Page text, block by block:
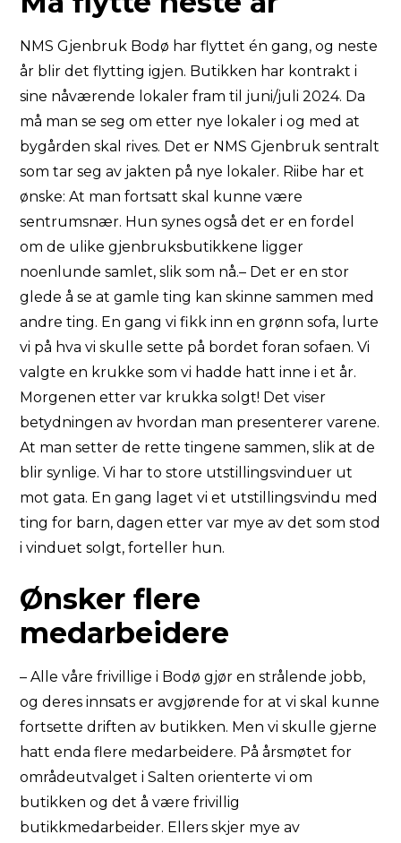
NMS Gjenbruk Bodø har flyttet én gang, og neste
år blir det flytting igjen. Butikken har kontrakt i
sine nåværende lokaler fram til juni/juli 2024. Da
må man se seg om etter nye lokaler i og med at
bygården skal rives. Det er NMS Gjenbruk sentralt
som tar seg av jakten på nye lokaler. Riibe har et
ønske: At man fortsatt skal kunne være
sentrumsnær. Hun synes også det er en fordel
om de ulike gjenbruksbutikkene ligger
noenlunde samlet, slik som nå.– Det er en stor
glede å se at gamle ting kan skinne sammen med
andre ting. En gang vi fikk inn en grønn sofa, lurte
vi på hva vi skulle sette på bordet foran sofaen. Vi
valgte en krukke som vi hadde hatt inne i et år.
Morgenen etter var krukka solgt! Det viser
betydningen av hvordan man presenterer varene.
At man setter de rette tingene sammen, slik at de
blir synlige. Vi har to store utstillingsvinduer ut
mot gata. En gang laget vi et utstillingsvindu med
ting for barn, dagen etter var mye av det som stod
i vinduet solgt, forteller hun.
Ønsker flere
medarbeidere
– Alle våre frivillige i Bodø gjør en strålende jobb,
og deres innsats er avgjørende for at vi skal kunne
fortsette driften av butikken. Men vi skulle gjerne
hatt enda flere medarbeidere. På årsmøtet for
områdeutvalget i Salten orienterte vi om
butikken og det å være frivillig
butikkmedarbeider. Ellers skjer mye av